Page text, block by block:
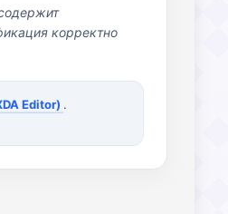
корректно
Editor) .